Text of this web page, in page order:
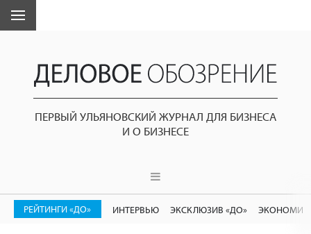
ПЕРВЫЙ УЛЬЯНОВСКИЙ ЖУРНАЛ ДЛЯ БИЗНЕСА
И О БИЗНЕСЕ
РЕЙТИНГИ «ДО» ИНТЕРВЬЮ ЭКСКЛЮЗИВ «ДО»